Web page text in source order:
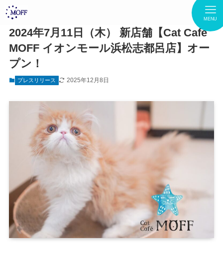
MENU
2024年7月11日（木） 新店舗【Cat Café
MOFF イオンモール浜松志都呂店】オー
プン！
プレスリリース 2025年12月8日